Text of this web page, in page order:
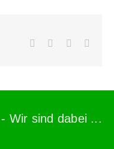
Facebook WhatsApp
Wir sind dabei ...